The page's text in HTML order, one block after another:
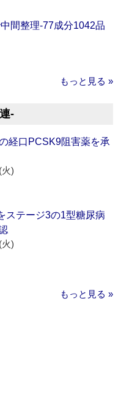
間整理‐77成分1042品
もっと見る »
‐
経口PCSK9阻害薬を承
)
ステージ3の1型糖尿病
)
もっと見る »